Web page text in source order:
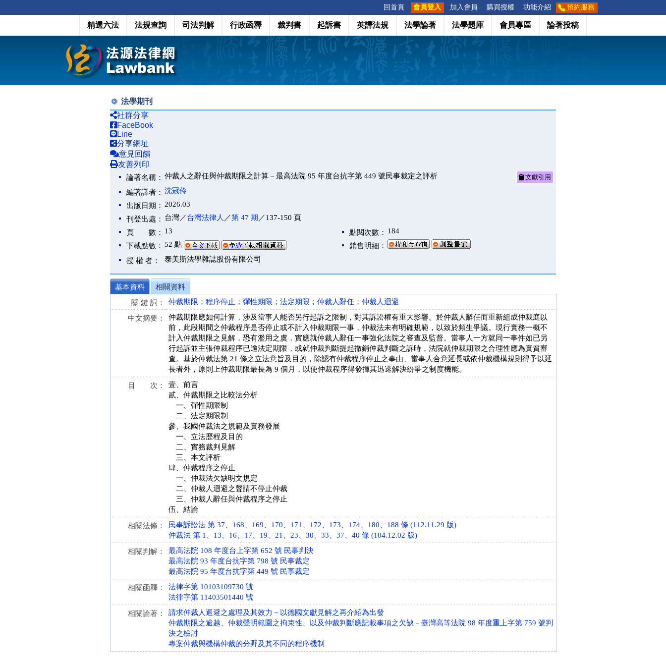
回首頁 會員登入 加入會員 購買授權 功能介紹 預約服務
精選六法 法規查詢 司法判解 行政函釋 裁判書 起訴書 英譯法規 法學論著 法學題庫 會員專區 論著投稿
法學期刊
社群分享
FaceBook
Line
分享網址
意見回饋
友善列印
論著名稱： 仲裁人之辭任與仲裁期限之計算－最高法院 95 年度台抗字第 449 號民事裁定之評析 文獻引用
編著譯者： 沈冠伶
出版日期： 2026.03
刊登出處： 台灣／台灣法律人 ／第 47 期 ／137-150 頁
頁 數： 13 點閱次數： 184
下載點數： 52 點
銷售明細：
授 權 者：
泰美斯法學雜誌股份有限公司
基本資料
相關資料
關 鍵 詞：
仲裁期限 ； 程序停止 ； 彈性期限 ； 法定期限 ； 仲裁人辭任 ； 仲裁人迴避
中文摘要：
仲裁期限應如何計算，涉及當事人能否另行起訴之限制，對其訴訟權有重大影響。於仲裁人辭任而重新組成仲裁庭以
前，此段期間之仲裁程序是否停止或不計入仲裁期限一事，仲裁法未有明確規範，以致於頻生爭議。現行實務一概不
計入仲裁期限之見解，恐有濫用之虞，實應就仲裁人辭任一事強化法院之審查及監督。當事人一方就同一事件如已另
行起訴並主張仲裁程序已逾法定期限，或就仲裁判斷提起撤銷仲裁判斷之訴時，法院就仲裁期限之合理性應為實質審
查。基於仲裁法第 21 條之立法意旨及目的，除認有仲裁程序停止之事由、當事人合意延長或依仲裁機構規則得予以延
長者外，原則上仲裁期限最長為 9 個月，以使仲裁程序得發揮其迅速解決紛爭之制度機能。
目 次：
壹、前言
貳、仲裁期限之比較法分析
一、彈性期限制
二、法定期限制
參、我國仲裁法之規範及實務發展
一、立法歷程及目的
二、實務裁判見解
三、本文評析
肆、仲裁程序之停止
一、仲裁法欠缺明文規定
二、仲裁人迴避之聲請不停止仲裁
三、仲裁人辭任與仲裁程序之停止
伍、結論
相關法條：
民事訴訟法 第 37、168、169、170、171、172、173、174、180、188 條 (112.11.29 版)
仲裁法 第 1、13、16、17、19、21、23、30、33、37、40 條 (104.12.02 版)
相關判解：
最高法院 108 年度台上字第 652 號 民事判決
最高法院 93 年度台抗字第 798 號 民事裁定
最高法院 95 年度台抗字第 449 號 民事裁定
相關函釋：
法律字第 10103109730 號
法律字第 11403501440 號
相關論著：
請求仲裁人迴避之處理及其效力－以德國文獻見解之再介紹為出發
仲裁期限之逾越、仲裁聲明範圍之拘束性、以及仲裁判斷應記載事項之欠缺－臺灣高等法院 98 年度重上字第 759 號判
決之檢討
專案仲裁與機構仲裁的分野及其不同的程序機制